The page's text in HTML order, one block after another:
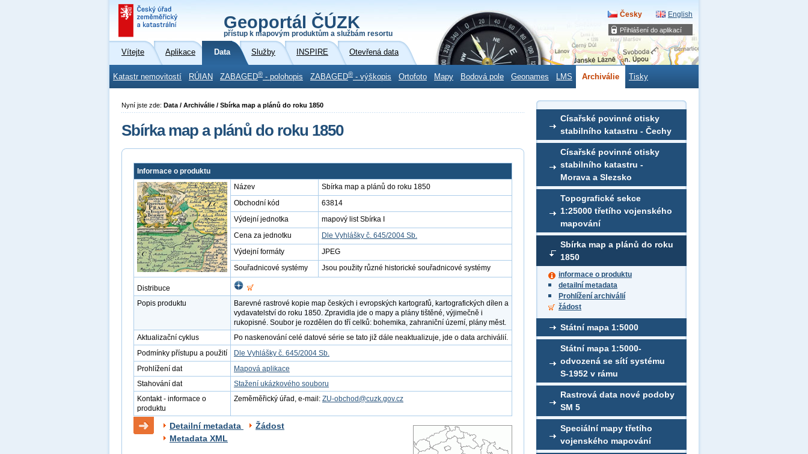
Přihlášení do aplikací
Geoportál ČÚZK
přístup k mapovým produktům a službám resortu
Česky English
Vítejte Aplikace Data Služby INSPIRE Otevřená data
Katastr nemovitostí RÚIAN ZABAGED® - polohopis ZABAGED® - výškopis Ortofoto Mapy Bodová pole Geonames LMS Archiválie Tisky
Císařské povinné otisky
stabilního katastru - Čechy
Císařské povinné otisky
stabilního katastru -
Morava a Slezsko
Topografické sekce
1:25000 třetího vojenského
mapování
Sbírka map a plánů do roku
1850
informace o produktu
detailní metadata
Prohlížení archiválií
žádost
Státní mapa 1:5000
Státní mapa 1:5000-
odvozená se sítí systému
S-1952 v rámu
Rastrová data nové podoby
SM 5
Speciální mapy třetího
vojenského mapování
Nyní jste zde: Data / Archiválie / Sbírka map a plánů do roku 1850
Sbírka map a plánů do roku 1850
Informace o produktu
Název
Sbírka map a plánů do roku 1850
Obchodní kód
63814
Výdejní jednotka
mapový list Sbírka I
Cena za jednotku
Dle Vyhlášky č. 645/2004 Sb.
Výdejní formáty
JPEG
Souřadnicové systémy
Jsou použity různé historické souřadnicové systémy
Distribuce
Popis produktu
Barevné rastrové kopie map českých i evropských kartografů, kartografických dílen a
vydavatelství do roku 1850. Zpravidla jde o mapy a plány tištěné, výjimečně i
rukopisné. Soubor je rozdělen do tří celků: bohemika, zahraniční území, plány měst.
Aktualizační cyklus
Po naskenování celé datové série se tato již dále neaktualizuje, jde o data archiválií.
Podmínky přístupu a použití
Dle Vyhlášky č. 645/2004 Sb.
Prohlížení dat
Mapová aplikace
Stahování dat
Stažení ukázkového souboru
Kontakt - informace o
produktu
Zeměměřický úřad, e-mail: ZU-obchod@cuzk.gov.cz
Detailní metadata
Žádost
Metadata XML